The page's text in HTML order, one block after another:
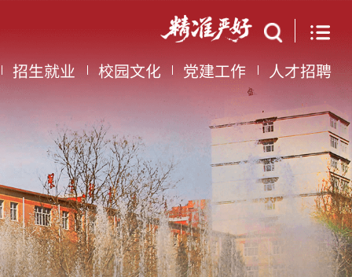
招生就业 校园文化 党建工作 人才招聘